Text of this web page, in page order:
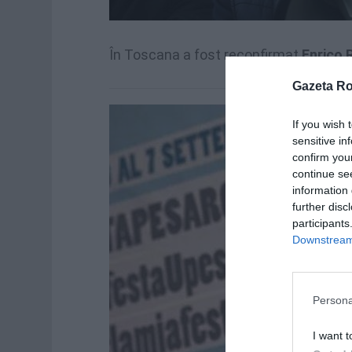
Gazeta
If you wish
sensitive
confirm
continue
information
further
I want
În Toscana a fost reconfirmatEnrico